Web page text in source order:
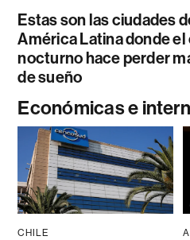
Estas son las ciudades
América Latina donde
nocturno hace perder
de sueño
Económicas e
CHILE